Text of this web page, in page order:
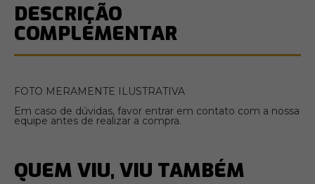
DESCRIÇÃO
COMPLEMENTAR
FOTO MERAMENTE ILUSTRATIVA
Em caso de dúvidas, favor entrar em contato com a nossa
equipe antes de realizar a compra.
QUEM VIU, VIU TAMBÉM